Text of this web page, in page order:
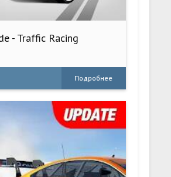
- Traffic Racing
Подробнее